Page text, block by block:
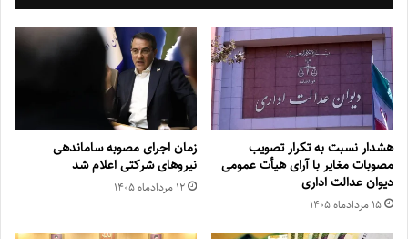
هشدار نسبت به تکرار تصویب
مصوبات مغایر با آرای هیأت عمومی
دیوان عدالت اداری
۱۵ مرداد‌ماه ۱۴۰۵
زمان اجرای مصوبه ساماندهی
نیروهای شرکتی اعلام شد
۱۲ مرداد‌ماه ۱۴۰۵